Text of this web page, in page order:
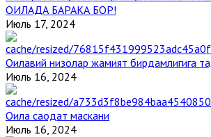
ОИЛАДА БАРАКА БОР!
Июль 17, 2024
Оилавий низолар жамият бирдамлигига
Июль 16, 2024
Оила саодат маскани
Июль 16, 2024